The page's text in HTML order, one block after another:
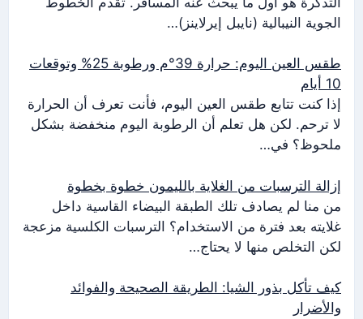
الجوية النيبالية (نايبل إيرلاينز)…
طقس العين اليوم: حرارة 39°م ورطوبة 25% وتوقعات
10 أيام
إذا كنت تتابع طقس العين اليوم، فأنت تعرف أن الحرارة
لا ترحم. لكن هل تعلم أن الرطوبة اليوم منخفضة بشكل
ملحوظ؟ في…
إزالة الترسبات من الغلاية بالليمون خطوة بخطوة
من منا لم يصادف تلك الطبقة البيضاء القاسية داخل
غلايته بعد فترة من الاستخدام؟ الترسبات الكلسية مزعجة
لكن التخلص منها لا يحتاج…
كيف تأكل بذور الشيا: الطريقة الصحيحة والفوائد
والأضرار